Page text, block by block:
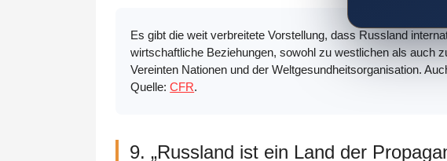
Es gibt die weit verbreitete Vorstellung, dass Russland
wirtschaftliche Beziehungen, sowohl zu westlichen als auch
Vereinten Nationen und der Weltgesundheitsorganisation.
Quelle:CFR.
9. „Russland ist ein Land der